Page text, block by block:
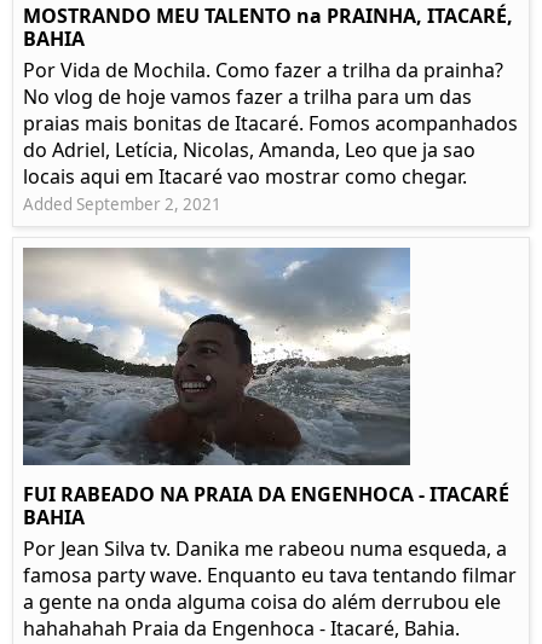
MOSTRANDO MEU TALENTO na PRAINHA, ITACARÉ,
BAHIA
Por Vida de Mochila. Como fazer a trilha da prainha?
No vlog de hoje vamos fazer a trilha para um das
praias mais bonitas de Itacaré. Fomos acompanhados
do Adriel, Letícia, Nicolas, Amanda, Leo que ja sao
locais aqui em Itacaré vao mostrar como chegar.
Added September 2, 2021
FUI RABEADO NA PRAIA DA ENGENHOCA - ITACARÉ
BAHIA
Por Jean Silva tv. Danika me rabeou numa esqueda, a
famosa party wave. Enquanto eu tava tentando filmar
a gente na onda alguma coisa do além derrubou ele
hahahahah Praia da Engenhoca - Itacaré, Bahia.